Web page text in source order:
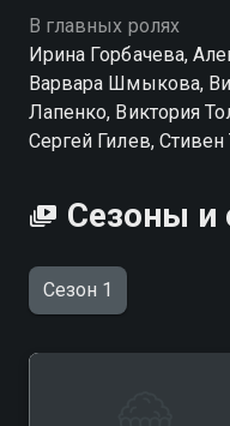
В главных ролях
Ирина Горбачева,
Варвара Шмыкова,
Лапенко, Виктория
Сергей Гилев,
Сезоны и
Сезон 1